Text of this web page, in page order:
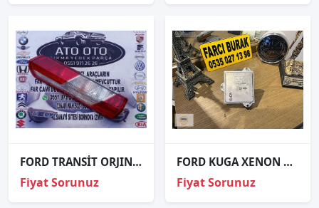
FORD TRANSİT ORJINAL ÇIKMA SOL STOP
Fiyat Sorunuz
FORD KUGA XENON BEYNİ ORJİNAL gv41-138626-AA
Fiyat Sorunuz